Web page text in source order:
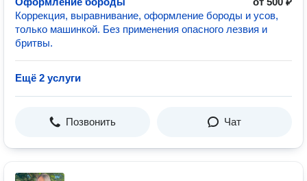
Коррекция, выравнивание, оформление бороды и усов,
только машинкой. Без применения опасного лезвия и
бритвы.
Ещё 2 услуги
Позвонить Чат